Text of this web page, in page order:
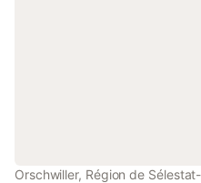
Orschwiller, Région de